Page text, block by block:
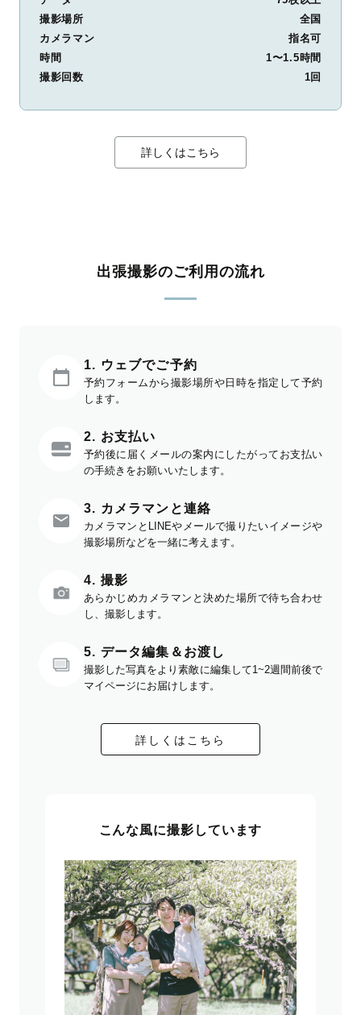
撮影場所
全国
カメラマン
指名可
時間
1〜1.5時間
撮影回数
1回
詳しくはこちら
出張撮影のご利用の流れ
1. ウェブでご予約
予約フォームから撮影場所や日時を指定して予約
します。
2. お支払い
予約後に届くメールの案内にしたがってお支払い
の手続きをお願いいたします。
3. カメラマンと連絡
カメラマンとLINEやメールで撮りたいイメージや
撮影場所などを一緒に考えます。
4. 撮影
あらかじめカメラマンと決めた場所で待ち合わせ
し、撮影します。
5. データ編集＆お渡し
撮影した写真をより素敵に編集して1~2週間前後で
マイページにお届けします。
詳しくはこちら
こんな風に撮影しています